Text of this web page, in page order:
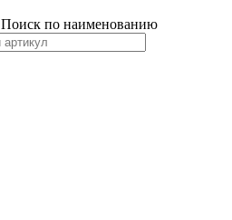
Поиск по наименованию